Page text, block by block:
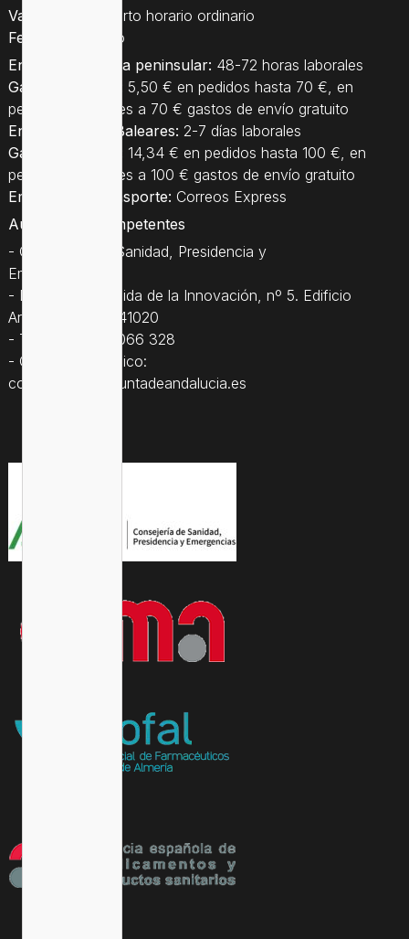
Vacaciones
: Abierto horario ordinario
Festivos
: Cerrado
Entrega a España peninsular: 48-72 horas laborales
Gastos de envío:
5,50 € en pedidos hasta 70 €, en
pedidos superiores a 70 € gastos de envío gratuito
Entrega a Islas Baleares: 2-7 días laborales
Gastos de envío:
14,34 € en pedidos hasta 100 €, en
pedidos superiores a 100 € gastos de envío gratuito
Empresa de transporte: Correos Express
Autoridades competentes
- Consejería de Sanidad, Presidencia y
Emergencias
- Dirección: Avenida de la Innovación, nº 5. Edificio
Arena 1, Sevilla, 41020
- Teléfono: 955 066 328
- Correo electrónico:
consejera.csc@juntadeandalucia.es